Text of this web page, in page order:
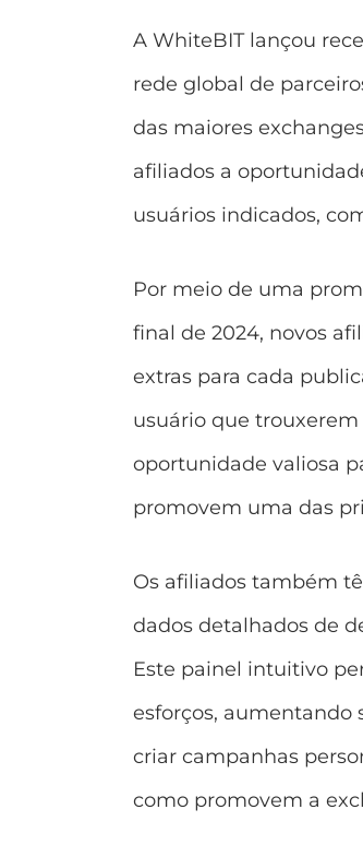
A WhiteBIT lançou
rede global de
das maiores
afiliados a
usuários indicados,
Por meio de uma
final de 2024, novos
extras para cada
usuário que
oportunidade valiosa
promovem uma das
Os afiliados também
dados detalhados de
Este painel intuitivo
esforços, aumentando
criar campanhas
como promovem a